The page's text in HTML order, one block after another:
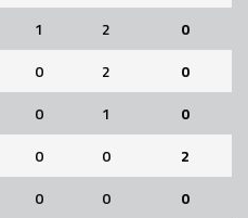
1 2
0
0 2
0
0 1
0
0 0
2
0 0
0